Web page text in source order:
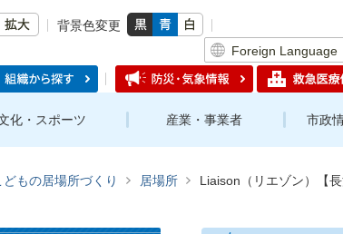
背景色変更
化・スポーツ 産業・事業者 市政
どもの居場所づくり 居場所 Liaison（リエゾン）【長